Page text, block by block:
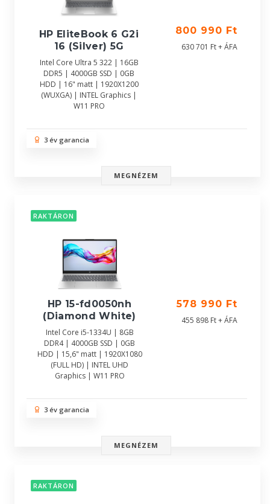
HP EliteBook 6 G2i
16 (Silver) 5G
Intel Core Ultra 5 322 | 16GB
DDR5 | 4000GB SSD | 0GB
HDD | 16" matt | 1920X1200
(WUXGA) | INTEL Graphics |
W11 PRO
800 990 Ft
630 701 Ft + ÁFA
3 év garancia
MEGNÉZEM
RAKTÁRON
HP 15-fd0050nh
(Diamond White)
Intel Core i5-1334U | 8GB
DDR4 | 4000GB SSD | 0GB
HDD | 15,6" matt | 1920X1080
(FULL HD) | INTEL UHD
Graphics | W11 PRO
578 990 Ft
455 898 Ft + ÁFA
3 év garancia
MEGNÉZEM
RAKTÁRON